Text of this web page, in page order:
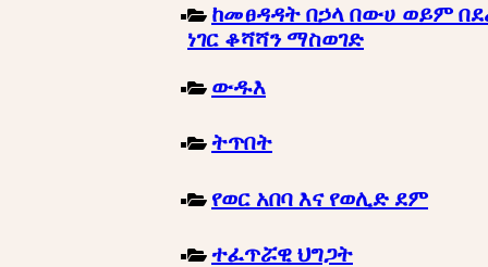
ከመፀዳዳት በኃላ በውሀ ወይም
ነገር ቆሻሻን ማስወገድ
ውዱእ
ትጥበት
የወር አበባ እና የወሊድ ደም
ተፈጥሯዊ ህግጋት